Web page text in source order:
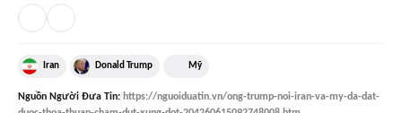
Iran Donald Trump Mỹ
Nguồn Người Đưa Tin: https://nguoiduatin.vn/ong-trump-noi-iran-va-my-da-dat-